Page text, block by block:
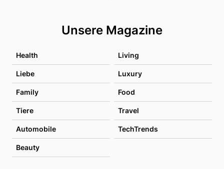
Unsere Magazine
Health Living
Liebe Luxury
Family Food
Tiere Travel
Automobile TechTrends
Beauty